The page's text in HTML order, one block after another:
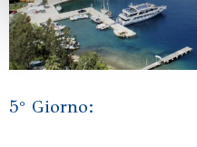
5° Giorno: